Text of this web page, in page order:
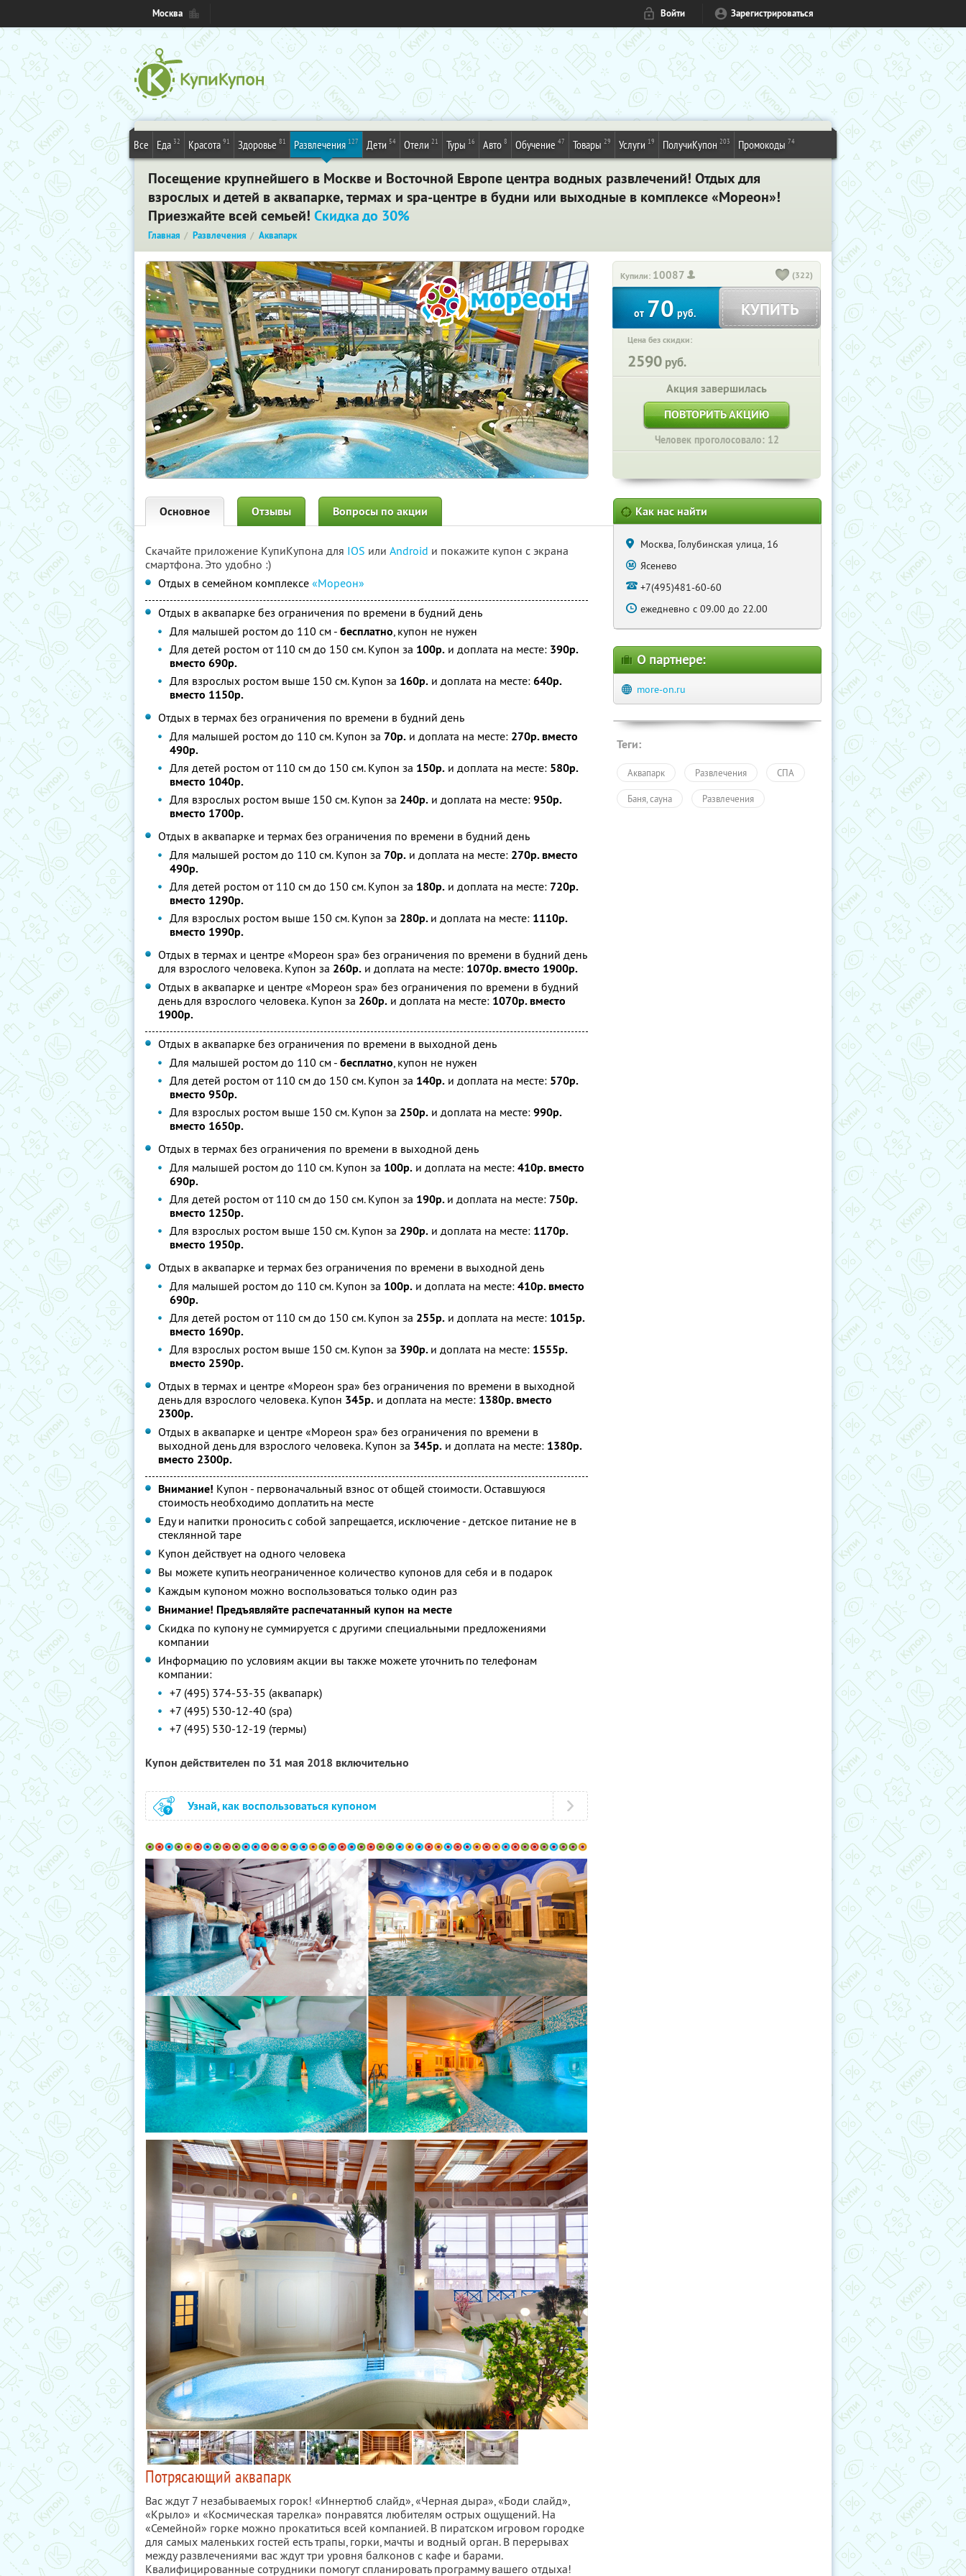
Москва Войти Зарегистрироваться
Все Еда 32 Красота 91 Здоровье 81 Развлечения 127 Дети 54 Отели 21 Туры 16 Авто 8 Обучение 47 Товары 29 Услуги 19 ПолучиКупон 203 Промокоды 74
Посещение крупнейшего в Москве и Восточной Европе центра водных развлечений! Отдых для
взрослых и детей в аквапарке, термах и spa-центре в будни или выходные в комплексе «Мореон»!
Приезжайте всей семьей! Скидка до 30%
Главная Развлечения Аквапарк
Купили: 10087 (322)
от 70руб. КУПИТЬ
Цена без скидки:
2590 руб.
Акция завершилась
ПОВТОРИТЬ АКЦИЮ
Человек проголосовало: 12
Основное Отзывы Вопросы по акции
Скачайте приложение КупиКупона для IOS или Android и покажите купон с экрана
смартфона. Это удобно :)
Отдых в семейном комплексе «Мореон»
Отдых в аквапарке без ограничения по времени в будний день
Для малышей ростом до 110 см - бесплатно, купон не нужен
Для детей ростом от 110 см до 150 см. Купон за 100р. и доплата на месте: 390р.
вместо 690р.
Для взрослых ростом выше 150 см. Купон за 160р. и доплата на месте: 640р.
вместо 1150р.
Отдых в термах без ограничения по времени в будний день
Для малышей ростом до 110 см. Купон за 70р. и доплата на месте: 270р. вместо
490р.
Для детей ростом от 110 см до 150 см. Купон за 150р. и доплата на месте: 580р.
вместо 1040р.
Для взрослых ростом выше 150 см. Купон за 240р. и доплата на месте: 950р.
вместо 1700р.
Отдых в аквапарке и термах без ограничения по времени в будний день
Для малышей ростом до 110 см. Купон за 70р. и доплата на месте: 270р. вместо
490р.
Для детей ростом от 110 см до 150 см. Купон за 180р. и доплата на месте: 720р.
вместо 1290р.
Для взрослых ростом выше 150 см. Купон за 280р. и доплата на месте: 1110р.
вместо 1990р.
Отдых в термах и центре «Мореон spa» без ограничения по времени в будний день
для взрослого человека. Купон за 260р. и доплата на месте: 1070р. вместо 1900р.
Отдых в аквапарке и центре «Мореон spa» без ограничения по времени в будний
день для взрослого человека. Купон за 260р. и доплата на месте: 1070р. вместо
1900р.
Отдых в аквапарке без ограничения по времени в выходной день
Для малышей ростом до 110 см - бесплатно, купон не нужен
Для детей ростом от 110 см до 150 см. Купон за 140р. и доплата на месте: 570р.
вместо 950р.
Для взрослых ростом выше 150 см. Купон за 250р. и доплата на месте: 990р.
вместо 1650р.
Отдых в термах без ограничения по времени в выходной день
Для малышей ростом до 110 см. Купон за 100р. и доплата на месте: 410р. вместо
690р.
Для детей ростом от 110 см до 150 см. Купон за 190р. и доплата на месте: 750р.
вместо 1250р.
Для взрослых ростом выше 150 см. Купон за 290р. и доплата на месте: 1170р.
вместо 1950р.
Отдых в аквапарке и термах без ограничения по времени в выходной день
Для малышей ростом до 110 см. Купон за 100р. и доплата на месте: 410р. вместо
690р.
Для детей ростом от 110 см до 150 см. Купон за 255р. и доплата на месте: 1015р.
вместо 1690р.
Для взрослых ростом выше 150 см. Купон за 390р. и доплата на месте: 1555р.
вместо 2590р.
Отдых в термах и центре «Мореон spa» без ограничения по времени в выходной
день для взрослого человека. Купон 345р. и доплата на месте: 1380р. вместо
2300р.
Отдых в аквапарке и центре «Мореон spa» без ограничения по времени в
выходной день для взрослого человека. Купон за 345р. и доплата на месте: 1380р.
вместо 2300р.
Внимание! Купон - первоначальный взнос от общей стоимости. Оставшуюся
стоимость необходимо доплатить на месте
Еду и напитки проносить с собой запрещается, исключение - детское питание не в
стеклянной таре
Купон действует на одного человека
Вы можете купить неограниченное количество купонов для себя и в подарок
Каждым купоном можно воспользоваться только один раз
Внимание! Предъявляйте распечатанный купон на месте
Скидка по купону не суммируется с другими специальными предложениями
компании
Информацию по условиям акции вы также можете уточнить по телефонам
компании:
+7 (495) 374-53-35 (аквапарк)
+7 (495) 530-12-40 (spa)
+7 (495) 530-12-19 (термы)
Купон действителен по 31 мая 2018 включительно
Узнай, как воспользоваться купоном
Потрясающий аквапарк
Вас ждут 7 незабываемых горок! «Иннертюб слайд», «Черная дыра», «Боди слайд»,
«Крыло» и «Космическая тарелка» понравятся любителям острых ощущений. На
«Семейной» горке можно прокатиться всей компанией. В пиратском игровом городке
для самых маленьких гостей есть трапы, горки, мачты и водный орган. В перерывах
между развлечениями вас ждут три уровня балконов с кафе и барами.
Квалифицированные сотрудники помогут спланировать программу вашего отдыха!
Как нас найти
Москва, Голубинская улица, 16
Ясенево
+7(495)481-60-60
ежедневно с 09.00 до 22.00
О партнере:
more-on.ru
Теги:
Аквапарк Развлечения СПА
Баня, сауна Развлечения